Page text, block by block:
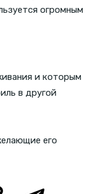
огромным
и которым
в другой
его